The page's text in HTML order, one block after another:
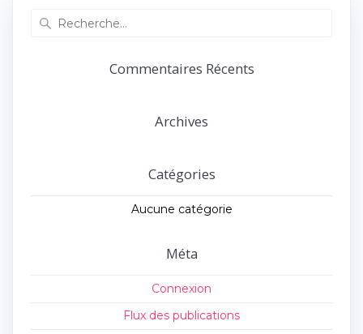
Commentaires Récents
Archives
Catégories
Aucune catégorie
Méta
Connexion
Flux des publications